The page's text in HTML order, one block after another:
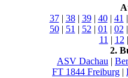
37| 38| 39| 40| 41
50| 51 | 52 | 01 | 02
11 | 12
2.
ASV Dachau |
FT 1844 Freiburg |